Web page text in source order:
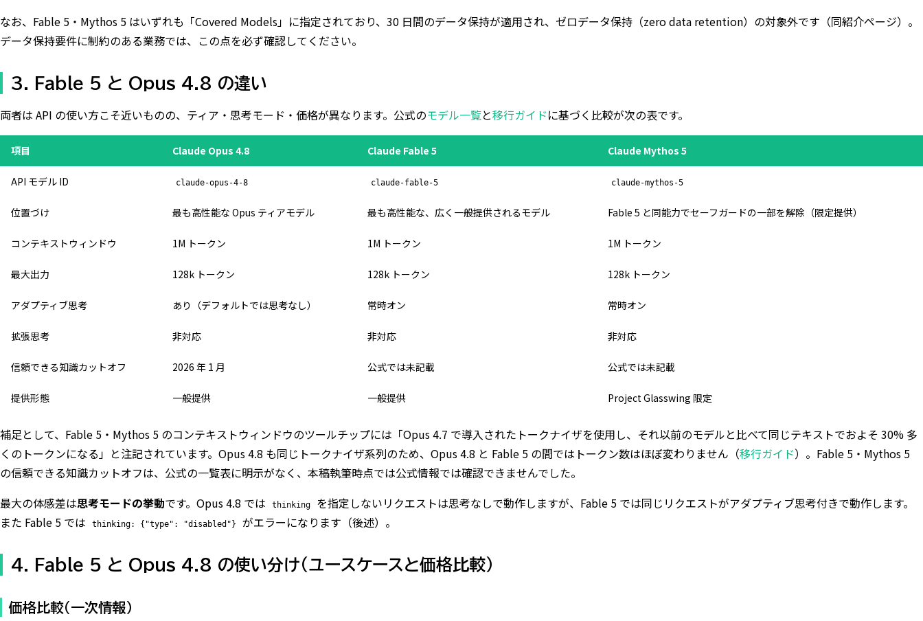
なお、Fable 5・Mythos 5 はいずれも「Covered Models」に指定されており、30 日間のデータ保持が適用され、ゼロデータ保持（zero data retention）の対象外です（同紹介ページ）。
データ保持要件に制約のある業務では、この点を必ず確認してください。
3. Fable 5 と Opus 4.8 の違い
両者は API の使い方こそ近いものの、ティア・思考モード・価格が異なります。公式のモデル一覧と移行ガイドに基づく比較が次の表です。
項目 Claude Opus 4.8 Claude Fable 5 Claude Mythos 5
API モデル ID claude-opus-4-8 claude-fable-5 claude-mythos-5
位置づけ 最も高性能な Opus ティアモデル 最も高性能な、広く一般提供されるモデル Fable 5 と同能力でセーフガードの一部を解除（限定提供）
コンテキストウィンドウ 1M トークン 1M トークン 1M トークン
最大出力 128k トークン 128k トークン 128k トークン
アダプティブ思考 あり（デフォルトでは思考なし） 常時オン 常時オン
拡張思考 非対応 非対応 非対応
信頼できる知識カットオフ 2026 年 1 月 公式では未記載 公式では未記載
提供形態 一般提供 一般提供 Project Glasswing 限定
補足として、Fable 5・Mythos 5 のコンテキストウィンドウのツールチップには「Opus 4.7 で導入されたトークナイザを使用し、それ以前のモデルと比べて同じテキストでおよそ 30% 多
くのトークンになる」と注記されています。Opus 4.8 も同じトークナイザ系列のため、Opus 4.8 と Fable 5 の間ではトークン数はほぼ変わりません（移行ガイド）。Fable 5・Mythos 5
の信頼できる知識カットオフは、公式の一覧表に明示がなく、本稿執筆時点では公式情報では確認できませんでした。
最大の体感差は思考モードの挙動です。Opus 4.8 では thinking
を指定しないリクエストは思考なしで動作しますが、Fable 5 では同じリクエストがアダプティブ思考付きで動作します。
また Fable 5 では
thinking: {"type": "disabled"} がエラーになります（後述）。
4. Fable 5 と Opus 4.8 の使い分け（ユースケースと価格比較）
価格比較（一次情報）